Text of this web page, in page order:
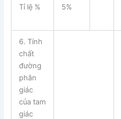
Tỉ lệ % 5%
6. Tính
chất
đường
phân
giác
của tam
giác